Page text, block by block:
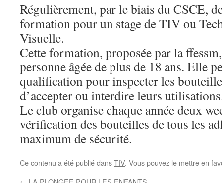
Régulièrement, par le biais du CSCE,
formation pour un stage de TIV ou
Visuelle.
Cette formation, proposée par la
personne âgée de plus de 18 ans. Elle
qualification pour inspecter les
d’accepter ou interdire leurs
Le club organise chaque année deux
vérification des bouteilles de tous les
maximum de sécurité.
Ce contenu a été publié dansTIV. Vous pouvez le mettre en